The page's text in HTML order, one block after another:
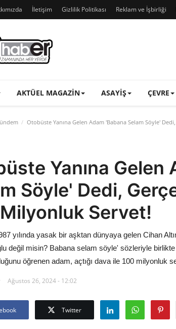
İletişim Gizlilik Politikası Reklam ve İşbirliği
AKTÜEL MAGAZIN ASAYIŞ ÇEVRE
Otobüste Yanına Gelen Adam 'Babana Selam Söyle'
Yanına Gelen
Söyle' Dedi,
Servet!
yılında yasak bir aşktan dünyaya gelen Cihan
değil misin? Babana selam söyle' sözleriyle
öğrenen adam, açtığı dava ile 100 milyonluk
Ağustos 26, 2024 - 12:02
Twitter